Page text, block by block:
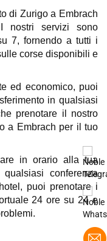
di Zurigo a Embrach
nostri servizi sono
7, fornendo a tutti i
corse disponibili e
ed economico, puoi
in qualsiasi
prenotare il nostro
a Embrach per il tuo
in orario alla tua
conferenza
puoi prenotare i
24 ore su 24 e